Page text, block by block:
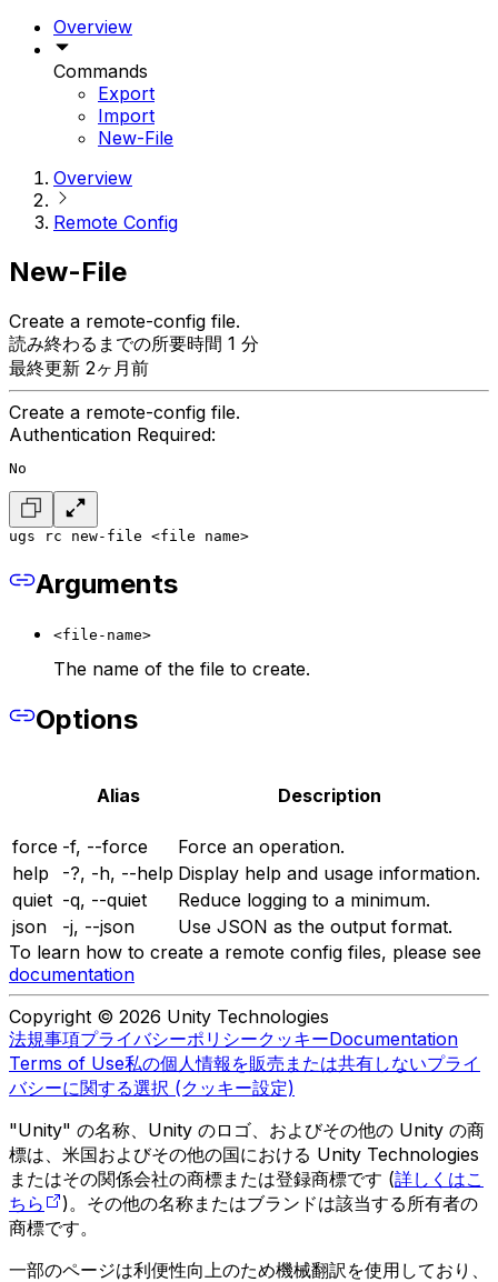
Overview
Commands
Export
Import
New-File
Overview
Remote Config
New-File
Create a remote-config file.
読み終わるまでの所要時間 1 分
最終更新 2ヶ月前
Create a remote-config file.
Authentication Required:
No
ugs rc new-file <file name>
Arguments
<file-name>
The name of the file to create.
Options
Alias Description
force -f, --force
Force an operation.
help
-?, -h, --help Display help and usage information.
quiet -q, --quiet
Reduce logging to a minimum.
json
-j, --json
Use JSON as the output format.
To learn how to create a remote config files, please see
documentation
Copyright © 2026 Unity Technologies
法規事項プライバシーポリシークッキーDocumentation
Terms of Use私の個人情報を販売または共有しないプライ
バシーに関する選択 (クッキー設定)
"Unity" の名称、Unity のロゴ、およびその他の Unity の商
標は、米国およびその他の国における Unity Technologies
またはその関係会社の商標または登録商標です (詳しくはこ
ちら
)。その他の名称またはブランドは該当する所有者の
商標です。
一部のページは利便性向上のため機械翻訳を使用しており、